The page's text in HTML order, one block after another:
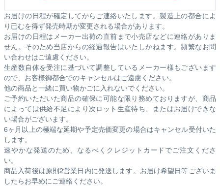
お届けの日程が確定してからご連絡いたします。製造上の都合によ
り已むを得ず発売時期が変更される場合があります。
お届けの日程はメーカー出荷の直前まで小売店などに連絡がありま
せん。そのため当店からの経過報告はいたしかねます。頻繁なお問
い合わせはご遠慮ください。
生産数自体を受注に基づいて調整しているメーカー様もございます
ので、お客様御都合でのキャンセルはご遠慮ください。
他の商品と一緒に買い物かごに入れないでください。
ご予約いただいた商品の確保に可能な限り務めておりますが、商品
によっては供給不足により次ロット生産待ち、またはお届けできな
い場合がございます。
6ヶ月以上の極端な延期や予定売価変更の場合はキャンセル受付いた
します。
速やかな発送のため、なるべくクレジットカードでご注文くださ
い。
商品入荷後は原則2営業日内に発送します。お届け希望日等ございま
したらお早めにご連絡ください。